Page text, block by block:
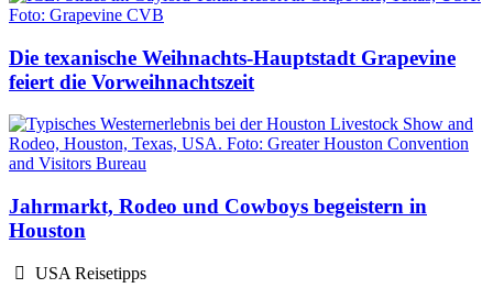
Die texanische Weihnachts-Hauptstadt Grapevine
feiert die Vorweihnachtszeit
Jahrmarkt, Rodeo und Cowboys begeistern in
Houston
USA Reisetipps